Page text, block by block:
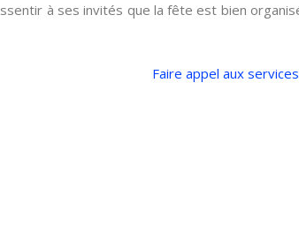
à ses invités que la fête est bien
Faire appel aux